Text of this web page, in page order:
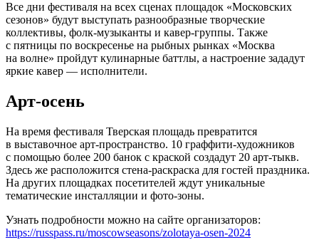
Все дни фестиваля на всех сценах площадок «Московских
сезонов» будут выступать разнообразные творческие
коллективы, фолк-музыканты и кавер-группы. Также
с пятницы по воскресенье на рыбных рынках «Москва
на волне» пройдут кулинарные баттлы, а настроение зададут
яркие кавер — исполнители.
Арт-осень
На время фестиваля Тверская площадь превратится
в выставочное арт-пространство. 10 граффити-художников
с помощью более 200 банок с краской создадут 20 арт-тыкв.
Здесь же расположится стена-раскраска для гостей праздника.
На других площадках посетителей ждут уникальные
тематические инсталляции и фото-зоны.
Узнать подробности можно на сайте организаторов:
https://russpass.ru/moscowseasons/zolotaya-osen-2024